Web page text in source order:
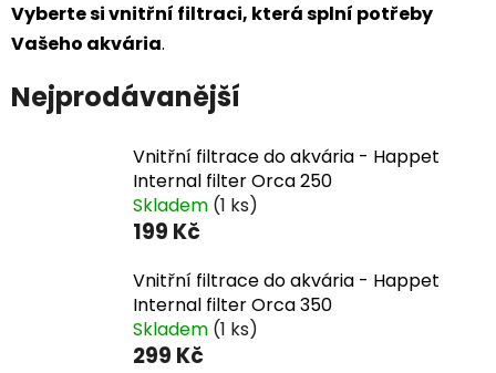
Vyberte si vnitřní filtraci, která splní potřeby
Vašeho akvária.
Nejprodávanější
Vnitřní filtrace do akvária - Happet
Internal filter Orca 250
Skladem (1 ks)
199 Kč
Vnitřní filtrace do akvária - Happet
Internal filter Orca 350
Skladem (1 ks)
299 Kč